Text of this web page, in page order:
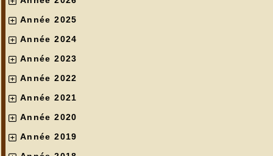
Année 2025
Année 2024
Année 2023
Année 2022
Année 2021
Année 2020
Année 2019